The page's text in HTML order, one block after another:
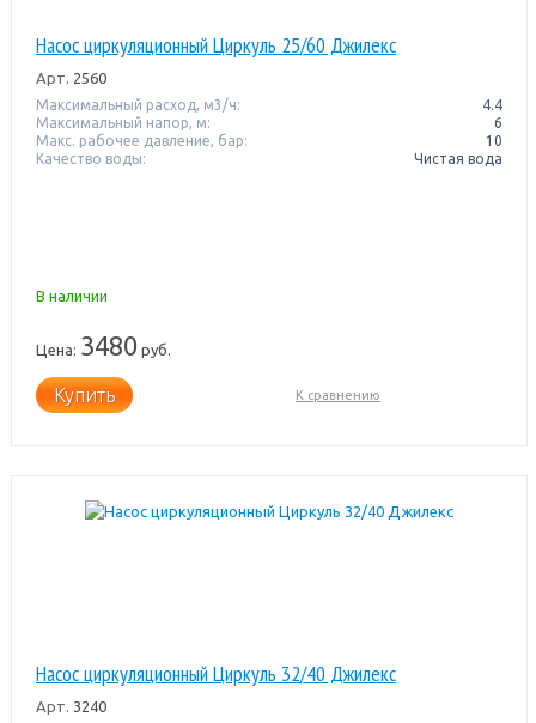
Насос циркуляционный Циркуль 25/60 Джилекс
Арт. 2560
Максимальный расход, м3/ч:
4.4
Максимальный напор, м:
6
Макс. рабочее давление, бар:
10
Качество воды:
Чистая вода
В наличии
Цена: 3480 руб.
Купить К сравнению
Насос циркуляционный Циркуль 32/40 Джилекс
Арт. 3240